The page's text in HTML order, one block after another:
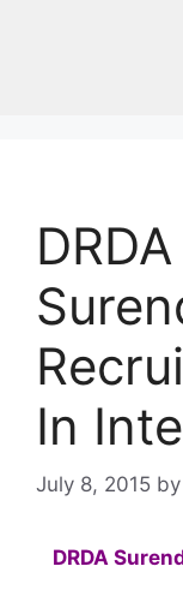
DRDA
In
July 8, 2015 by
DRDA